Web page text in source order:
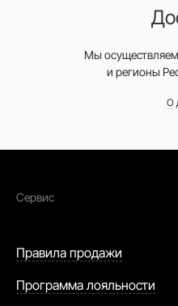
Мы осуществляем
и регионы
О
Сервис
Правила продажи
Программа лояльности